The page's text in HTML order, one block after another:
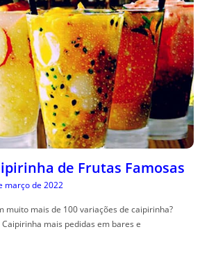
de Frutas Famosas
março de 2022
muito mais de 100 variações de caipirinha?
mais pedidas em bares e